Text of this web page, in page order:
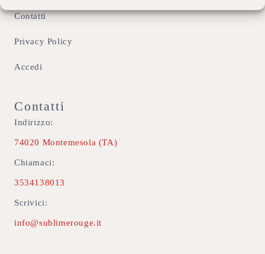
Contatti
Privacy Policy
Accedi
Contatti
Indirizzo:
74020 Montemesola (TA)
Chiamaci:
3534138013
Scrivici:
info@sublimerouge.it